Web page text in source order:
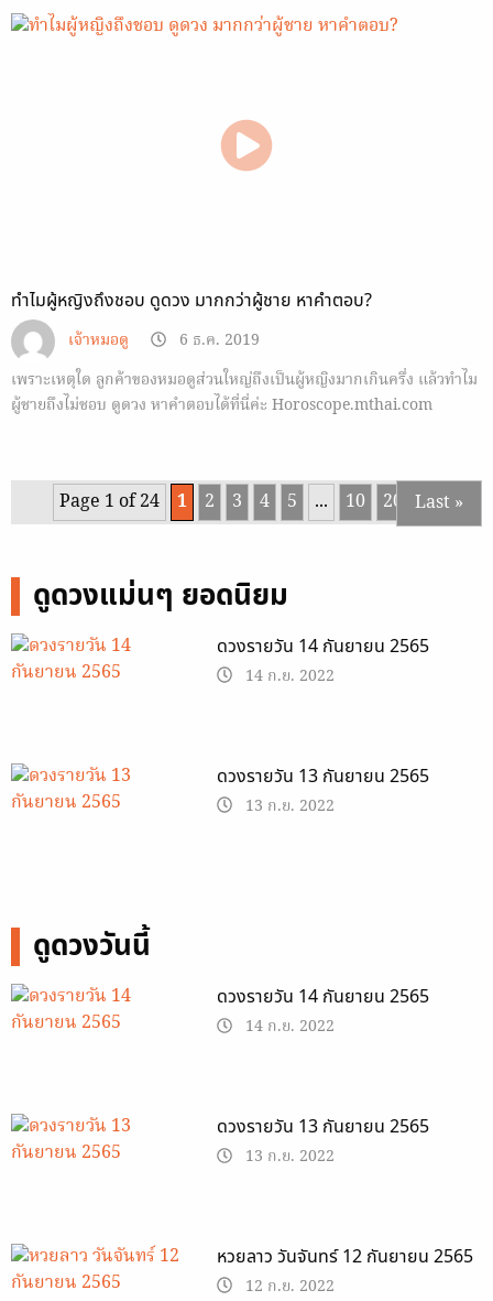
ทำไมผู้หญิงถึงชอบ ดูดวง มากกว่าผู้ชาย หาคำตอบ?
เจ้าหมอดู
6 ธ.ค. 2019
เพราะเหตุใด ลูกค้าของหมอดูส่วนใหญ่ถึงเป็นผู้หญิงมากเกินครึ่ง แล้วทำไม
ผู้ชายถึงไม่ชอบ ดูดวง หาคำตอบได้ที่นี่ค่ะ Horoscope.mthai.com
Page 1 of 24 1 2 3 4 5 ... 10 20 ...
Last »
ดูดวงแม่นๆ ยอดนิยม
ดวงรายวัน 14 กันยายน 2565
14 ก.ย. 2022
ดวงรายวัน 13 กันยายน 2565
13 ก.ย. 2022
ดูดวงวันนี้
ดวงรายวัน 14 กันยายน 2565
14 ก.ย. 2022
ดวงรายวัน 13 กันยายน 2565
13 ก.ย. 2022
หวยลาว วันจันทร์ 12 กันยายน 2565
12 ก.ย. 2022